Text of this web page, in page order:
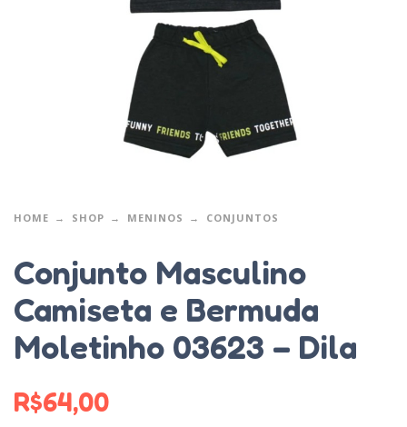
HOME SHOP MENINOS CONJUNTOS
Conjunto Masculino
Camiseta e Bermuda
Moletinho 03623 – Dila
R$64,00